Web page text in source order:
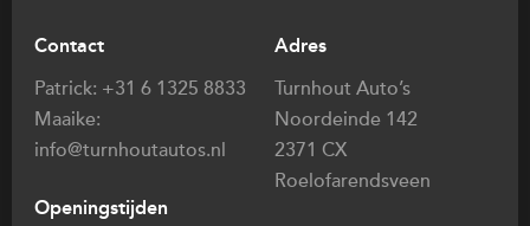
Contact
Patrick: +31 6 1325 8833
Maaike:
info@turnhoutautos.nl
Adres
Turnhout Auto’s
Noordeinde 142
2371 CX
Roelofarendsveen
Openingstijden